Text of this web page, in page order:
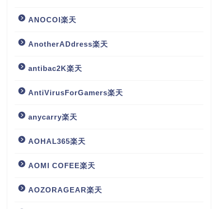
ANOCOI楽天
AnotherADdress楽天
antibac2K楽天
AntiVirusForGamers楽天
anycarry楽天
AOHAL365楽天
AOMI COFEE楽天
AOZORAGEAR楽天